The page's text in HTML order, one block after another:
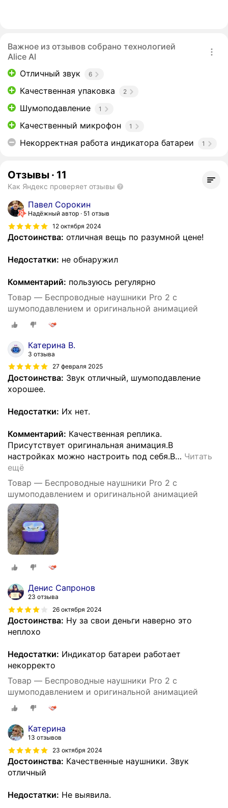
Важное из отзывов собрано технологией
Alice AI
Отличный звук
6
Качественная упаковка 2
Шумоподавление 1
Качественный микрофон 1
Некорректная работа индикатора батареи 1
Отзывы · 11
Как Яндекс проверяет отзывы
Павел Сорокин
Надёжный автор
51 отзыв
12 октября 2024
Достоинства: отличная вещь по разумной цене!
Недостатки: не обнаружил
Комментарий: пользуюсь регулярно
Товар — Беспроводные наушники Pro 2 с
шумоподавлением и оригинальной анимацией
Катерина В.
3 отзыва
27 февраля 2025
Достоинства: Звук отличный, шумоподавление
хорошее.
Недостатки: Их нет.
Комментарий: Качественная реплика.
Присутствует оригинальная анимация.В
настройках можно настроить под себя.В… Читать
ещё
Товар — Беспроводные наушники Pro 2 с
шумоподавлением и оригинальной анимацией
Денис Сапронов
23 отзыва
26 октября 2024
Достоинства: Ну за свои деньги наверно это
неплохо
Недостатки: Индикатор батареи работает
некорректо
Товар — Беспроводные наушники Pro 2 с
шумоподавлением и оригинальной анимацией
Катерина
13 отзывов
23 октября 2024
Достоинства: Качественные наушники. Звук
отличный
Недостатки: Не выявила.